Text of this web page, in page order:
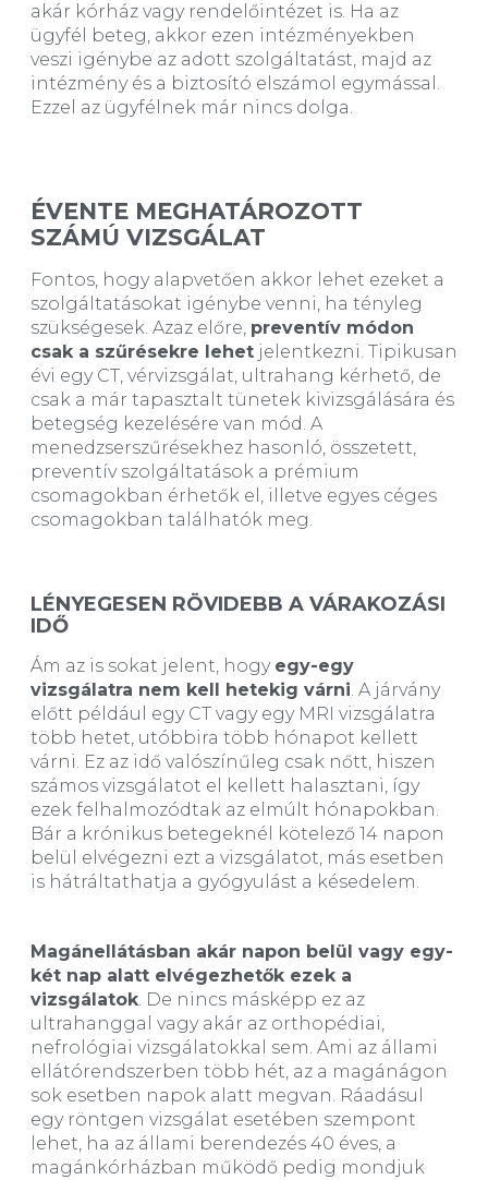
akár kórház vagy rendelőintézet is. Ha az
ügyfél beteg, akkor ezen intézményekben
veszi igénybe az adott szolgáltatást, majd az
intézmény és a biztosító elszámol egymással.
Ezzel az ügyfélnek már nincs dolga.
ÉVENTE MEGHATÁROZOTT
SZÁMÚ VIZSGÁLAT
Fontos, hogy alapvetően akkor lehet ezeket a
szolgáltatásokat igénybe venni, ha tényleg
szükségesek. Azaz előre, preventív módon
csak a szűrésekre lehet jelentkezni. Tipikusan
évi egy CT, vérvizsgálat, ultrahang kérhető, de
csak a már tapasztalt tünetek kivizsgálására és
betegség kezelésére van mód. A
menedzserszűrésekhez hasonló, összetett,
preventív szolgáltatások a prémium
csomagokban érhetők el, illetve egyes céges
csomagokban találhatók meg.
LÉNYEGESEN RÖVIDEBB A VÁRAKOZÁSI
IDŐ
Ám az is sokat jelent, hogy egy-egy
vizsgálatra nem kell hetekig várni. A járvány
előtt például egy CT vagy egy MRI vizsgálatra
több hetet, utóbbira több hónapot kellett
várni. Ez az idő valószínűleg csak nőtt, hiszen
számos vizsgálatot el kellett halasztani, így
ezek felhalmozódtak az elmúlt hónapokban.
Bár a krónikus betegeknél kötelező 14 napon
belül elvégezni ezt a vizsgálatot, más esetben
is hátráltathatja a gyógyulást a késedelem.
Magánellátásban akár napon belül vagy egy-
két nap alatt elvégezhetők ezek a
vizsgálatok. De nincs másképp ez az
ultrahanggal vagy akár az orthopédiai,
nefrológiai vizsgálatokkal sem. Ami az állami
ellátórendszerben több hét, az a magánágon
sok esetben napok alatt megvan. Ráadásul
egy röntgen vizsgálat esetében szempont
lehet, ha az állami berendezés 40 éves, a
magánkórházban működő pedig mondjuk